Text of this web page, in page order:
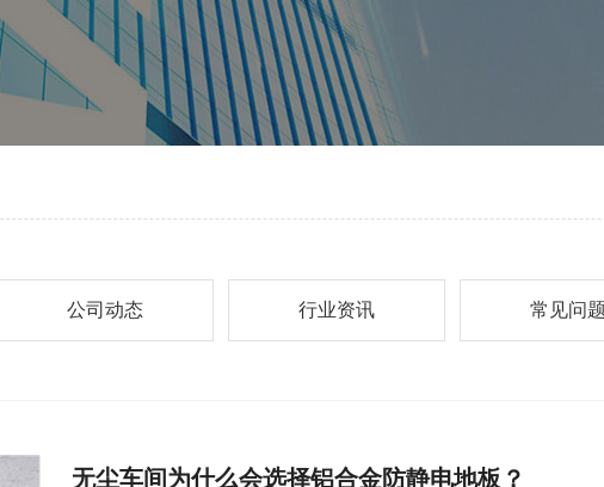
公司动态 行业资讯 常见问
无尘车间为什么会选择铝合金防静电地板？